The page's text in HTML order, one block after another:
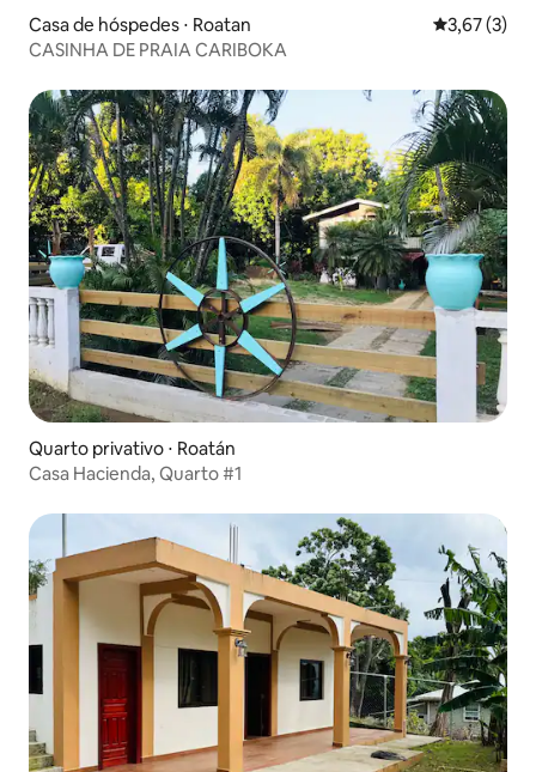
Casa de hóspedes ⋅ Roatan 3,67 de
3,67 (3)
CASINHA DE PRAIA CARIBOKA
Quarto privativo ⋅ Roatán
Casa Hacienda, Quarto #1